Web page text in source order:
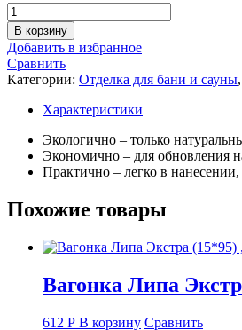
Количество
товара
Масло
для
дерева
"Живица"
Традиционное,
В корзину
Добавить в избранное
Сравнить
Категории: Отделка для бани и сауны,
Характеристики
Экологично – только
Экономично – для обновления
Практично – легко в
Похожие товары
Вагонка Липа
612 Р В корзину Сравнить